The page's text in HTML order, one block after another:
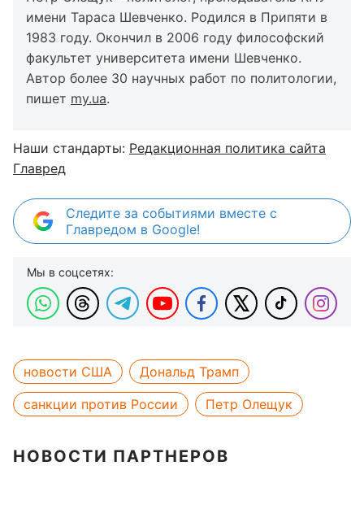
имени Тараса Шевченко. Родился в Припяти в
1983 году. Окончил в 2006 году философский
факультет университета имени Шевченко.
Автор более 30 научных работ по политологии,
пишет my.ua.
Наши стандарты: Редакционная политика сайта
Главред
Следите за событиями вместе с
Главредом в Google!
Мы в соцсетях:
новости США
Дональд Трамп
санкции против России
Петр Олещук
НОВОСТИ ПАРТНЕРОВ